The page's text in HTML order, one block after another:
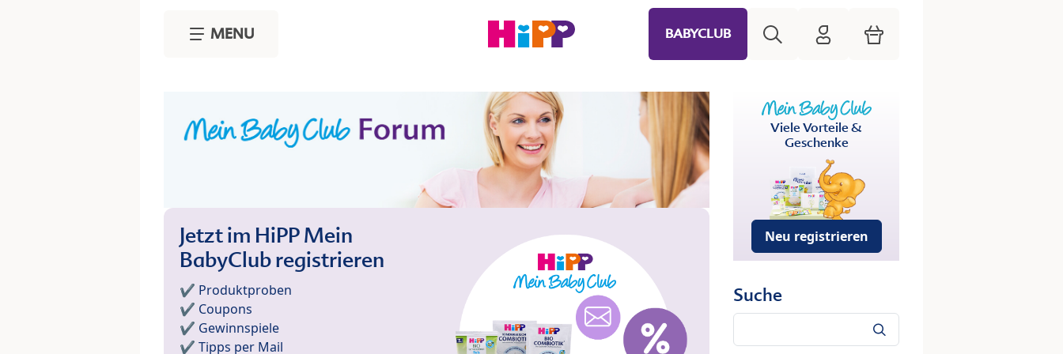
MENU BABYCLUB HiPP Mein Babyclub
Warenkorb
Jetzt im HiPP Mein
BabyClub registrieren
✔️ Produktproben
✔️ Coupons
✔️ Gewinnspiele
✔️ Tipps per Mail
Viele Vorteile &
Geschenke
Neu registrieren
Suche